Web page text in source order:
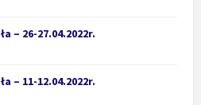
– 26-27.04.2022r.
– 11-12.04.2022r.